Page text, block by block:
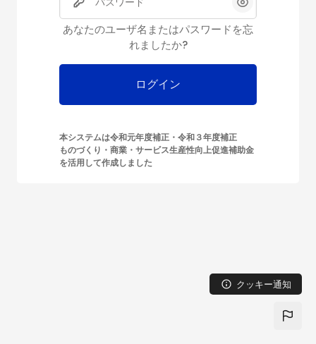
メインコンテンツへスキップする
あなたのユーザ名またはパスワードを忘
れましたか?
ログイン
本システムは令和元年度補正・令和３年度補正
ものづくり・商業・サービス生産性向上促進補助金
を活用して作成しました
クッキー通知